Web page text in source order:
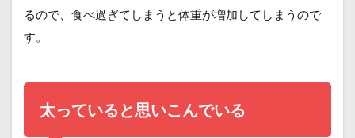
るので、食べ過ぎてしまうと体重が増加してしまうので
す。
太っていると思いこんでいる